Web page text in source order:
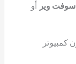
سوفت وير
أو